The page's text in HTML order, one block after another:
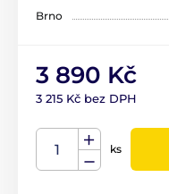
Brno
3 890 Kč
3 215 Kč bez DPH
ks